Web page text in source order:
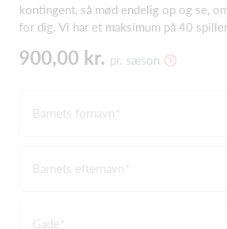
kontingent, så mød endelig op og se,
for dig. Vi har et maksimum på 40
900,00 kr. pr. sæson
Barnets fornavn
Barnets efternavn
Gade